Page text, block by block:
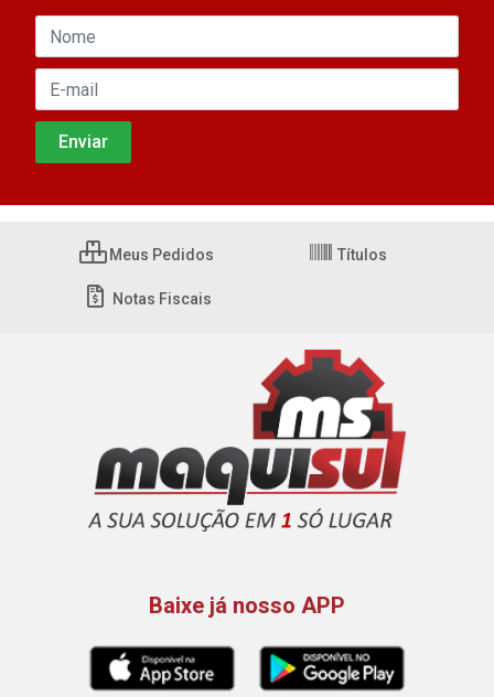
Meus Pedidos Títulos
Notas Fiscais
Baixe já nosso APP